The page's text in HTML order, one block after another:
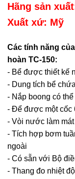
Hãng sản
Xuất xứ: Mỹ
Các tính năng
hoàn TC-150:
- Bể được thiết kế
- Dung tích bể
- Nắp boong có
- Để được một cốc
- Vòi nước làm
- Tích hợp bơm
ngoài
- Có sẵn với Bộ
- Thang đo nhiệt